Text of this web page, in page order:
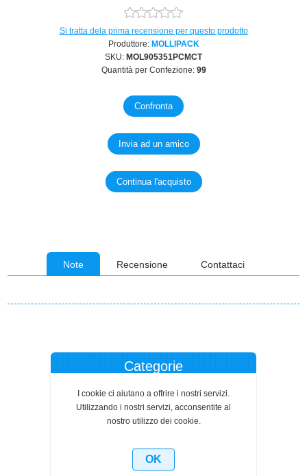
Si tratta dela prima recensione per questo prodotto
Produttore: MOLLIPACK
SKU: MOL905351PCMCT
Quantità per Confezione: 99
Note Recensione Contattaci
Categorie
Produttori
I cookie ci aiutano a offrire i nostri servizi.
Utilizzando i nostri servizi, acconsentite al
nostro utilizzo dei cookie.
OK